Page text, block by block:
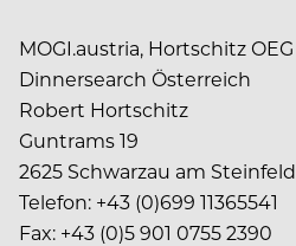
MOGI.austria, Hortschitz OEG
Dinnersearch Österreich
Robert Hortschitz
Guntrams 19
2625 Schwarzau am Steinfeld
Telefon: +43 (0)699 11365541
Fax: +43 (0)5 901 0755 2390